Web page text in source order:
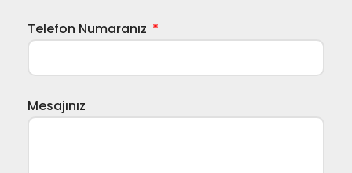
Telefon Numaranız
Mesajınız